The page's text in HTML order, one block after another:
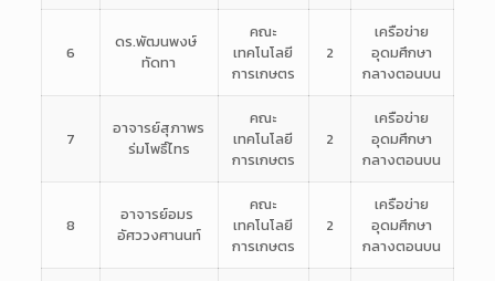
6
ดร.พัฒนพงษ์
ทัดทา
คณะ
เทคโนโลยี
การเกษตร
2
เครือข่าย
อุดมศึกษา
กลางตอนบน
7
อาจารย์สุภาพร
ร่มโพธิ์ไทร
คณะ
เทคโนโลยี
การเกษตร
2
เครือข่าย
อุดมศึกษา
กลางตอนบน
8
อาจารย์อมร
อัศววงศานนท์
คณะ
เทคโนโลยี
การเกษตร
2
เครือข่าย
อุดมศึกษา
กลางตอนบน